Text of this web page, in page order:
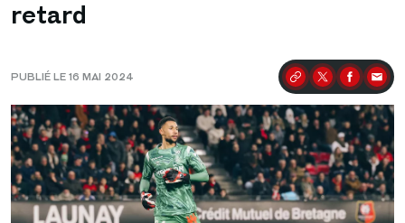
retard
PUBLIÉ LE 16 MAI 2024 Partager